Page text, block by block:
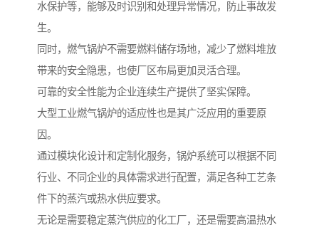
水保护等，能够及时识别和处理异常情况，防止事故发
生。
同时，燃气锅炉不需要燃料储存场地，减少了燃料堆放
带来的安全隐患，也使厂区布局更加灵活合理。
可靠的安全性能为企业连续生产提供了坚实保障。
大型工业燃气锅炉的适应性也是其广泛应用的重要原
因。
通过模块化设计和定制化服务，锅炉系统可以根据不同
行业、不同企业的具体需求进行配置，满足各种工艺条
件下的蒸汽或热水供应要求。
无论是需要稳定蒸汽供应的化工厂，还是需要高温热水